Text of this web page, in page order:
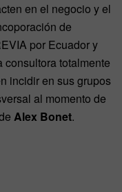
en el negocio y el
de
por Ecuador y
consultora totalmente
incidir en sus grupos
al momento de
Alex Bonet.